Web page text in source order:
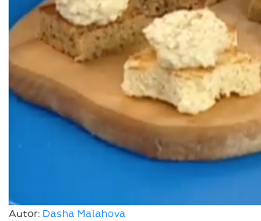
Autor: Dasha Malahova